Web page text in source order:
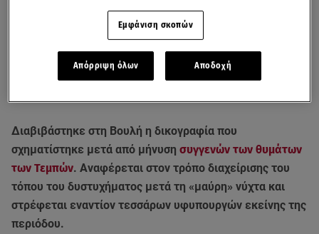
Διαβιβάστηκε στη Βουλή η δικογραφία που
σχηματίστηκε μετά από μήνυση συγγενών των θυμάτων
των Τεμπών. Αναφέρεται στον τρόπο διαχείρισης του
τόπου του δυστυχήματος μετά τη «μαύρη» νύχτα και
στρέφεται εναντίον τεσσάρων υφυπουργών εκείνης της
περιόδου.
Εμφάνιση σκοπών
Απόρριψη όλων Αποδοχή